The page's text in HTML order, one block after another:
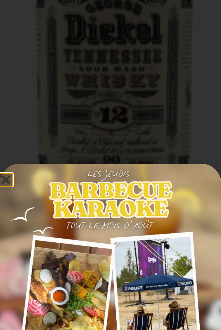
Dickel n°12
Origine : Etats unis, Tennessee
Typicité : Bouche marquée par le toffee, l'abricot et le
fruit.
8,50€